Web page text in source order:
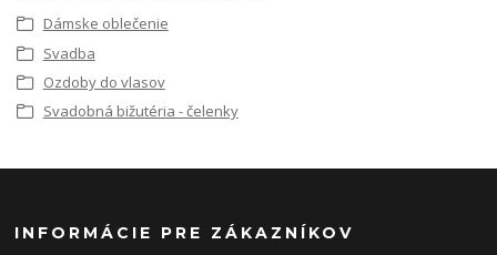
Dámske oblečenie
Svadba
Ozdoby do vlasov
Svadobná bižutéria - čelenky
INFORMÁCIE PRE ZÁKAZNÍKOV